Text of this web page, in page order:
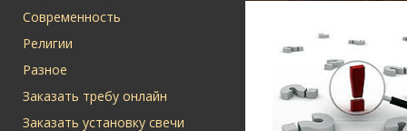
Современность
Религии
Разное
Заказать требу онлайн
Заказать установку свечи